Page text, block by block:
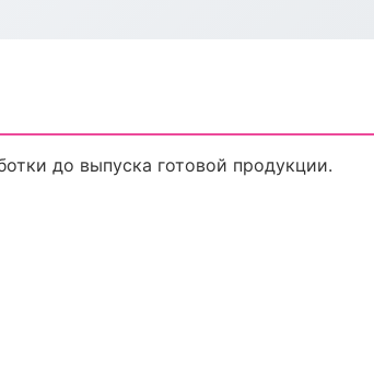
до выпуска готовой продукции.